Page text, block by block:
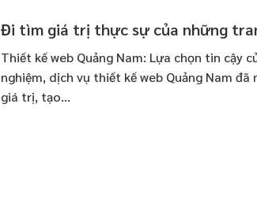
Đi tìm giá trị thực sự của những
Thiết kế web Quảng Nam: Lựa chọn tin cậy
nghiệm, dịch vụ thiết kế web Quảng Nam
giá trị, tạo...